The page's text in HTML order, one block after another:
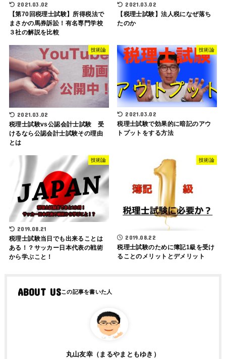
2021.03.02
【第70回税理士試験】所得税法で
まさかの馬券訴訟！有名専門学校
３社の解説を比較
2021.03.02
【税理士試験】法人税になぜ落ち
たのか
技術論
2021.03.02
税理士試験vs公認会計士試験 受
けるなら公認会計士試験その理由
とは
技術論
2021.03.02
税理士試験で効果的に暗記のアウ
トプットをする方法
技術論
2019.08.21
税理士試験当日でも出来ることは
ある！？サッカー日本代表の戦術
から学ぶこと！
技術論
2019.08.22
税理士試験のために簿記1級を受け
ることのメリットとデメリット
ABOUT US
丸山友幸（まるやまともゆき）